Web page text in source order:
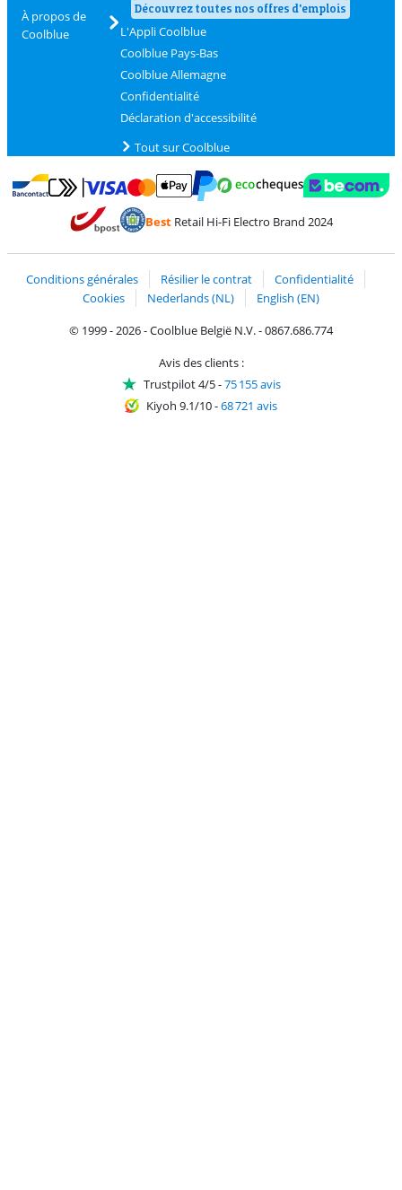
À propos de
Coolblue
Découvrez toutes nos offres d'emplois
L'Appli Coolblue
Coolblue Pays-Bas
Coolblue Allemagne
Confidentialité
Déclaration d'accessibilité
Tout sur Coolblue
Payer avec Bancontact
Payer avec MasterCard et Visa via ClickToPay
Payer avec PayPal
BestRetail Hi-Fi Electro Brand 2024
Conditions générales Résilier le contrat
Confidentialité
Cookies
Nederlands (NL)
English (EN)
© 1999 - 2026 - Coolblue België N.V. - 0867.686.774
Avis des clients :
Trustpilot 4/5-75 155 avis
Kiyoh 9.1/10-68 721 avis